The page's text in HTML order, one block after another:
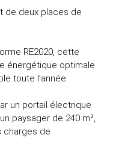
de deux places de
RE2020, cette
énergétique optimale
toute l’année.
un portail électrique
paysager de 240 m²,
charges de